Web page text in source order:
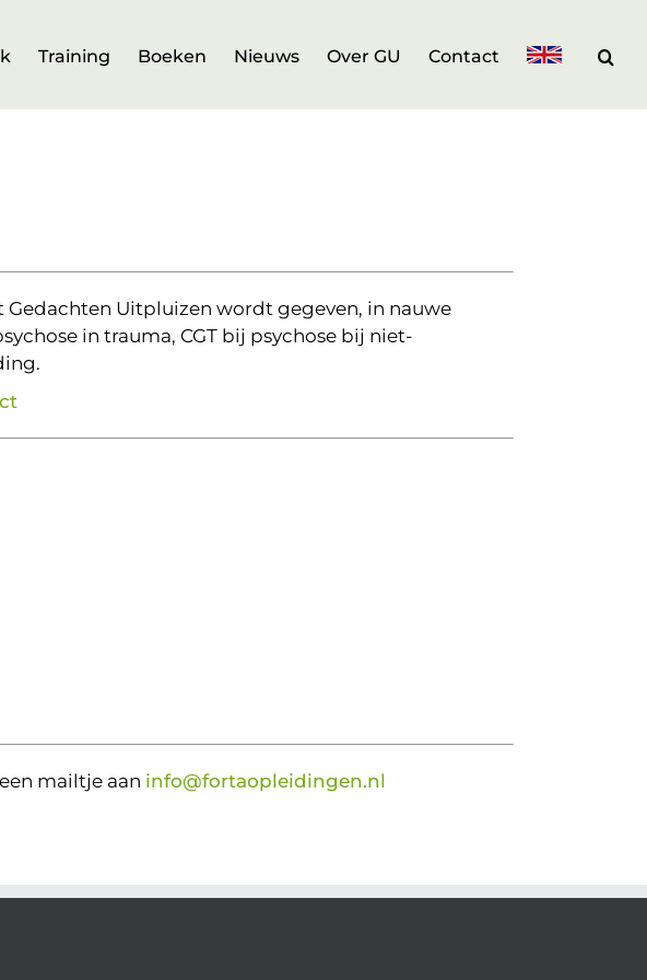
Training Boeken Nieuws Over GU Contact
Uitpluizen wordt gegeven, in nauwe
in trauma, CGT bij psychose bij niet-
mailtje aan info@fortaopleidingen.nl